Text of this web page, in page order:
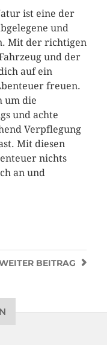
ist eine der
und
Mit der richtigen
und der
auf ein
freuen.
um die
und achte
Verpflegung
Mit diesen
nichts
an und
BEITRAG